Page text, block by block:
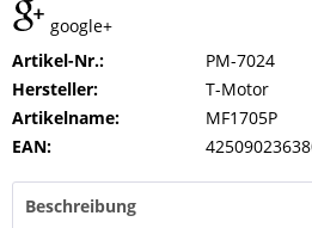
google+
Artikel-Nr.:
PM-7024
Hersteller:
T-Motor
Artikelname:
MF1705P
EAN:
Beschreibung